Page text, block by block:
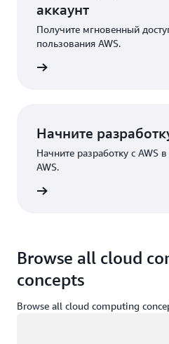
аккаунт
Получите мгновенный
пользования AWS.
Начните
Начните разработку с AWS
AWS.
Browse all cloud
concepts
Browse all cloud computing